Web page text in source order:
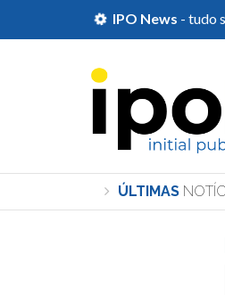
IPO News - tudo
ÚLTIMASTSE cria